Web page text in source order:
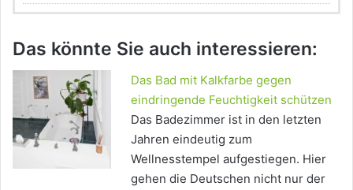
Das könnte Sie auch interessieren:
Das Bad mit Kalkfarbe gegen
eindringende Feuchtigkeit schützen
Das Badezimmer ist in den letzten
Jahren eindeutig zum
Wellnesstempel aufgestiegen. Hier
gehen die Deutschen nicht nur der